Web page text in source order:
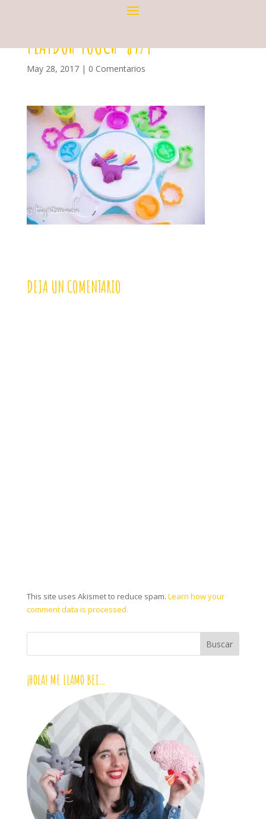
PLAYDOH TOUCH-8974
May 28, 2017| 0 Comentarios
DEJA UN COMENTARIO
This site uses Akismet to reduce spam. Learn how your
comment data is processed.
¡HOLA! ME LLAMO BEI…